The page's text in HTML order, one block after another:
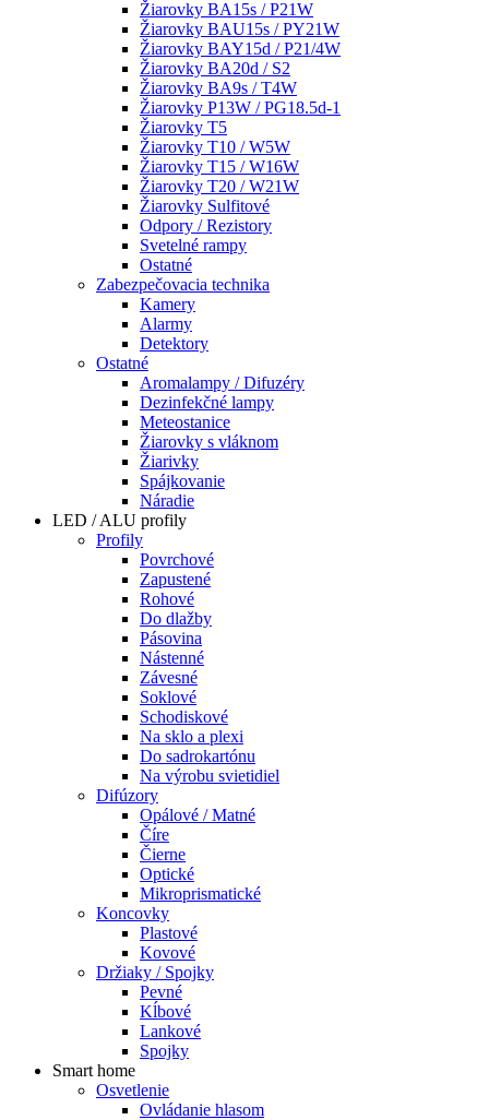
Žiarovky BA15s / P21W
Žiarovky BAU15s / PY21W
Žiarovky BAY15d / P21/4W
Žiarovky BA20d / S2
Žiarovky BA9s / T4W
Žiarovky P13W / PG18.5d-1
Žiarovky T5
Žiarovky T10 / W5W
Žiarovky T15 / W16W
Žiarovky T20 / W21W
Žiarovky Sulfitové
Odpory / Rezistory
Svetelné rampy
Ostatné
Zabezpečovacia technika
Kamery
Alarmy
Detektory
Ostatné
Aromalampy / Difuzéry
Dezinfekčné lampy
Meteostanice
Žiarovky s vláknom
Žiarivky
Spájkovanie
Náradie
LED / ALU profily
Profily
Povrchové
Zapustené
Rohové
Do dlažby
Pásovina
Nástenné
Závesné
Soklové
Schodiskové
Na sklo a plexi
Do sadrokartónu
Na výrobu svietidiel
Difúzory
Opálové / Matné
Číre
Čierne
Optické
Mikroprismatické
Koncovky
Plastové
Kovové
Držiaky / Spojky
Pevné
Kĺbové
Lankové
Spojky
Smart home
Osvetlenie
Ovládanie hlasom